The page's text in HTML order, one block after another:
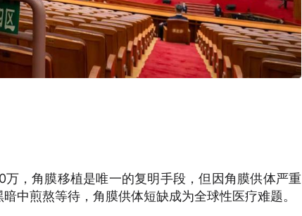
，角膜移植是唯一的复明手段，但因角膜供体严重
中煎熬等待，角膜供体短缺成为全球性医疗难题。